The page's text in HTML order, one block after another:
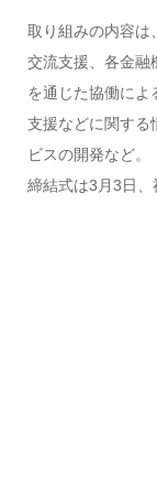
取り組みの内容は
交流支援、各金融
を通じた協働によ
支援などに関する
ビスの開発など。
締結式は3月3日、